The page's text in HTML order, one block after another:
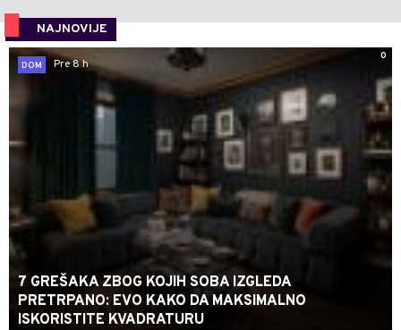
NAJNOVIJE
0
DOM
Pre 8 h
7 GREŠAKA ZBOG KOJIH SOBA IZGLEDA
PRETRPANO: EVO KAKO DA MAKSIMALNO
ISKORISTITE KVADRATURU